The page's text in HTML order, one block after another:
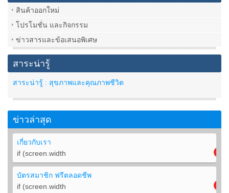
สินค้าออกใหม่
โปรโมชั่น และกิจกรรม
ข่าวสารและข้อเสนอพิเศษ
สาระน่ารู้
สาระน่ารู้ : สุขภาพและคุณภาพชีวิต
ข่าวล่าสุด
เกี่ยวกับเรา
if (screen.width
บัตรสมาชิก ฟรีตลอดชีพ
if (screen.width